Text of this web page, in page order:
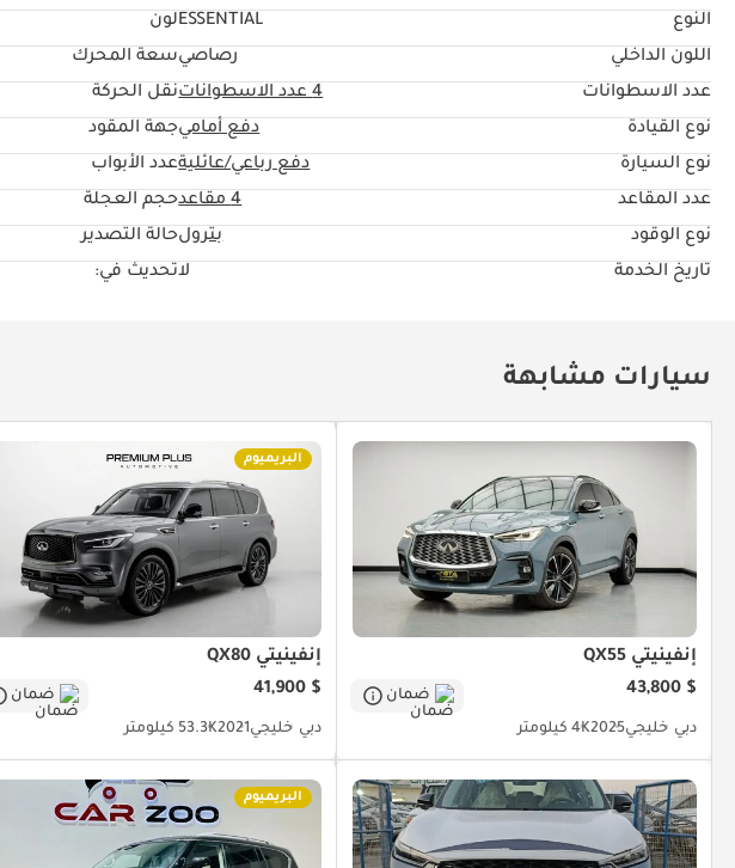
النوع
ESSENTIALلون
اللون الداخلي
رصاصيسعة المحرك
عدد الاسطوانات
4عدد الاسطواناتنقل الحركة
نوع القيادة
دفع أماميجهة المقود
نوع السيارة
دفع رباعي/عائليةعدد الأبواب
عدد المقاعد
4 مقاعد حجم العجلة
نوع الوقود
بترولحالة التصدير
تاريخ الخدمة
لاتحديث في:
سيارات مشابهة
إنفينيتي QX55
$ 43,800
ضمان
دبي خليجي20254K كيلومتر
البريميوم
إنفينيتي QX80
$ 41,900
ضمان
دبي خليجي202153.3K كيلومتر
البريميوم